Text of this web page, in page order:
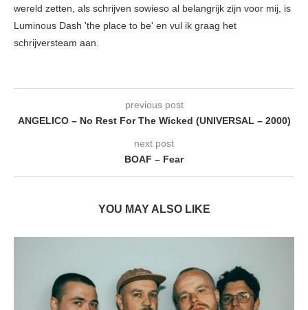
wereld zetten, als schrijven sowieso al belangrijk zijn voor mij, is
Luminous Dash 'the place to be' en vul ik graag het
schrijversteam aan.
previous post
ANGELICO – No Rest For The Wicked (UNIVERSAL – 2000)
next post
BOAF – Fear
YOU MAY ALSO LIKE